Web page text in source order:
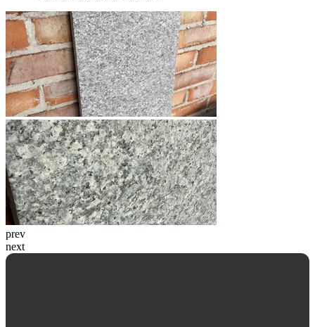
prev
next